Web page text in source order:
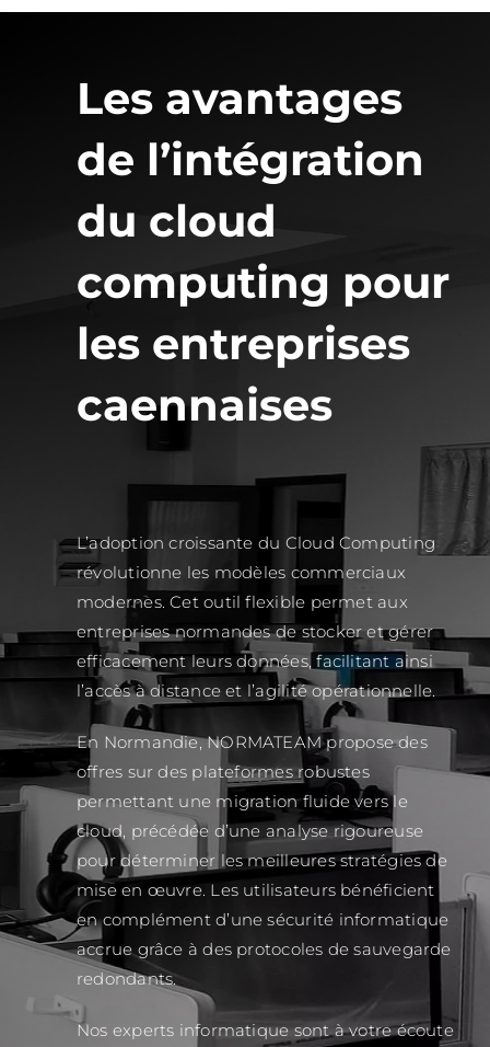
Les avantages
de l’intégration
du cloud
computing pour
les entreprises
caennaises
L’adoption croissante du Cloud Computing
révolutionne les modèles commerciaux
modernes. Cet outil flexible permet aux
entreprises normandes de stocker et gérer
efficacement leurs données, facilitant ainsi
l’accès à distance et l’agilité opérationnelle.
En Normandie, NORMATEAM propose des
offres sur des plateformes robustes
permettant une migration fluide vers le
cloud, précédée d’une analyse rigoureuse
pour déterminer les meilleures stratégies de
mise en œuvre. Les utilisateurs bénéficient
en complément d’une sécurité informatique
accrue grâce à des protocoles de sauvegarde
redondants.
Nos experts informatique sont à votre écoute